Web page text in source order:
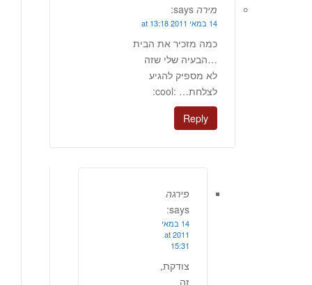
מירה says:
14 במאי 2011 at 13:18
כמה מזכיר את הבית
…הבעיה שלי שזה
לא מספיק להגיע
לצלחת… :cool:
Reply
פירגה
says:
14 במאי
2011 at
15:31
צודקת,
זה